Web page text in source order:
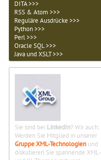
DITA >>>
RSS & Atom >>>
Reguläre Ausdrücke >>>
Python >>>
Perl >>>
Oracle SQL >>>
Java und XSLT >>>
Sie sind bei LinkedIn? Wir auch.
Werden Sie Mitglied in unserer
Gruppe XML-Technologien und
diskutieren Sie spannende XML-